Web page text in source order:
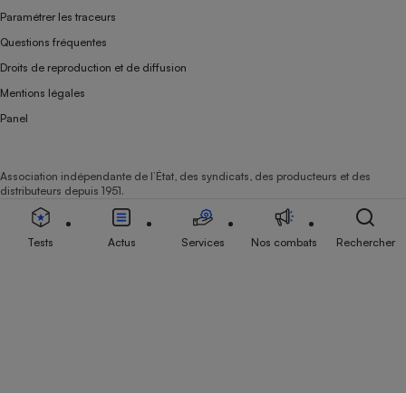
Paramétrer les traceurs
Questions fréquentes
Droits de reproduction et de diffusion
Mentions légales
Panel
Association indépendante de l’État, des syndicats, des producteurs et des
distributeurs depuis 1951.
Tests Actus Services Nos combats Rechercher